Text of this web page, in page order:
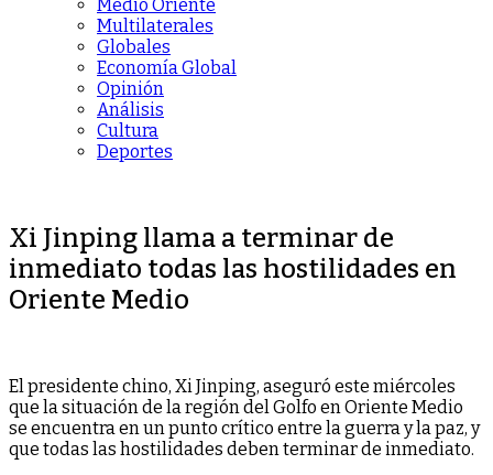
Medio Oriente
Multilaterales
Globales
Economía Global
Opinión
Análisis
Cultura
Deportes
Xi Jinping llama a terminar de
inmediato todas las hostilidades en
Oriente Medio
El presidente chino, Xi Jinping, aseguró este miércoles
que la situación de la región del Golfo en Oriente Medio
se encuentra en un punto crítico entre la guerra y la paz, y
que todas las hostilidades deben terminar de inmediato.